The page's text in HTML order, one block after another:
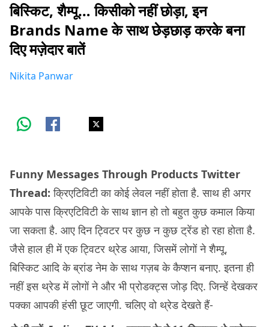
बिस्किट, शैम्पू… किसीको नहीं छोड़ा, इन
Brands Name के साथ छेड़छाड़ करके बना
दिए मज़ेदार बातें
Nikita Panwar
Funny Messages Through Products Twitter
Thread: क्रिएटिविटी का कोई लेवल नहीं होता है. साथ ही अगर
आपके पास क्रिएटिविटी के साथ ज्ञान हो तो बहुत कुछ कमाल किया
जा सकता है. आए दिन ट्विटर पर कुछ न कुछ ट्रेंड हो रहा होता है.
जैसे हाल ही में एक ट्विटर थ्रेड आया, जिसमें लोगों ने शैम्पू,
बिस्किट आदि के ब्रांड नेम के साथ गज़ब के कैप्शन बनाए. इतना ही
नहीं इस थ्रेड में लोगों ने और भी प्रोडक्ट्स जोड़ दिए. जिन्हें देखकर
पक्का आपकी हंसी छूट जाएगी. चलिए वो थ्रेड देखते हैं-